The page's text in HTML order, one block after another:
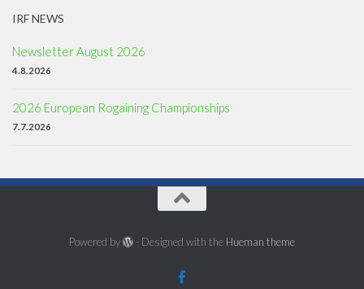
IRF NEWS
Newsletter August 2026
4.8.2026
2026 European Rogaining Championships
7.7.2026
Powered by - Designed with the Hueman theme